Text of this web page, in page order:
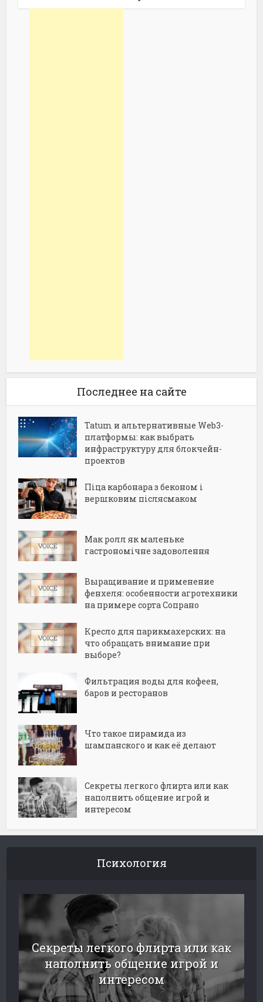
Последнее на сайте
Tatum и альтернативные Web3-
платформы: как выбрать
инфраструктуру для блокчейн-
проектов
Піца карбонара з беконом і
вершковим післясмаком
Мак ролл як маленьке
гастрономічне задоволення
Выращивание и применение
фенхеля: особенности агротехники
на примере сорта Сопрано
Кресло для парикмахерских: на
что обращать внимание при
выборе?
Фильтрация воды для кофеен,
баров и ресторанов
Что такое пирамида из
шампанского и как её делают
Секреты легкого флирта или как
наполнить общение игрой и
интересом
Психология
Секреты легкого флирта или как
наполнить общение игрой и
интересом